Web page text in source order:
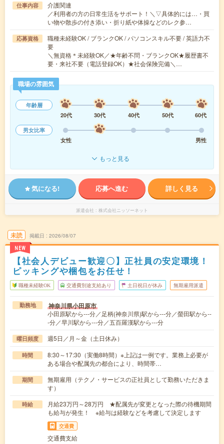
仕事内容
介護関連
／利用者の方の日常生活をサポート！＼▽具体的には…・買
い物や散歩の付き添い・折り紙や体操などのレク参…
応募資格
職種未経験OK / ブランクOK / パソコンスキル不要 / 英語力不
要
＼無資格＊未経験OK／★年齢不問・ブランクOK★履歴書不
要・来社不要（電話登録OK）★社会保険完備＼…
職場の雰囲気
年齢層
20代
30代 40代 50代
60代
男女比率
女性
男性
もっと見る
気になる! 応募へ進む 詳しく見る
派遣会社 株式会社ニッソーネット
未読
NEW
掲載日 2026/08/07
【社会人デビュー歓迎〇】正社員の安定環境！
ピッキングや梱包をお任せ！
職種未経験OK 交通費別途支給あり 土日祝日が休み 無期雇用派遣
勤務地 神奈川県小田原市
小田原駅から---分／足柄(神奈川県)駅から---分／螢田駅から--
-分／早川駅から---分／五百羅漢駅から---分
曜日頻度 週5日／月～金（土日休み）
時間
8:30～17:30（実働8時間）※上記は一例です。業務上必要が
ある場合や配属先の都合により、時間帯…
期間
無期雇用（テクノ・サービスの正社員として勤務いただきま
す）
時給
月給23万円～28万円 ★配属先が変更となった際の待機期間
も給与が発生！ ※給与は経験などを考慮して決定します
交通費
交通費支給